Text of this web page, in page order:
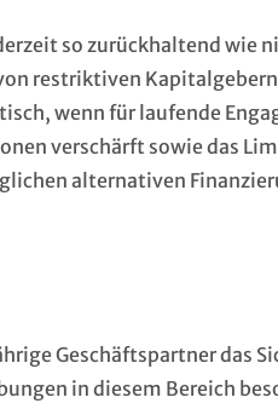
so zurückhaltend wie
restriktiven
wenn für laufende
verschärft sowie das
alternativen
Geschäftspartner das
in diesem Bereich